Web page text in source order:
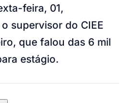
feira, 01,
supervisor do CIEE
que falou das 6 mil
estágio.